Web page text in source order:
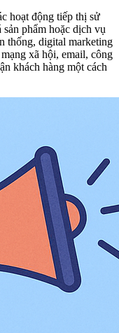
hoạt động tiếp thị sử
phẩm hoặc dịch vụ
thống, digital marketing
xã hội, email, công
khách hàng một cách